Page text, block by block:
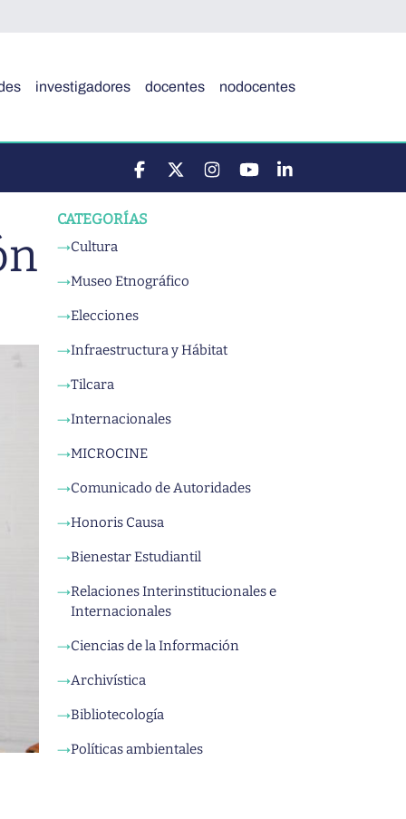
investigadores docentes nodocentes
CATEGORÍAS
→Cultura
→Museo Etnográfico
→Elecciones
→Infraestructura y Hábitat
→Tilcara
→Internacionales
→MICROCINE
→Comunicado de Autoridades
→Honoris Causa
→Bienestar Estudiantil
→Relaciones Interinstitucionales e
Internacionales
→Ciencias de la Información
→Archivística
→Bibliotecología
→Políticas ambientales